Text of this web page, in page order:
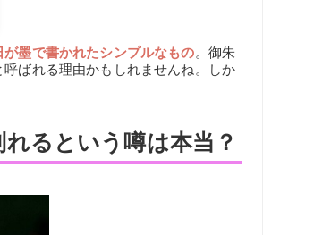
墨で書かれたシンプルなもの。御朱
ばれる理由かもしれませんね。しか
るという噂は本当？